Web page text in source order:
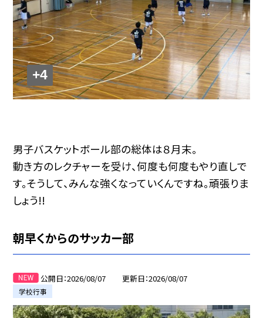
+4
男子バスケットボール部の総体は８月末。
動き方のレクチャーを受け、何度も何度もやり直しで
す。そうして、みんな強くなっていくんですね。頑張りま
しょう!!
朝早くからのサッカー部
公開日 2026/08/07 更新日 2026/08/07
学校行事